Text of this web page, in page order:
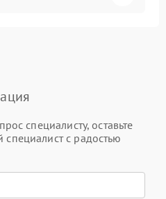
специалисту, оставьте
с радостью